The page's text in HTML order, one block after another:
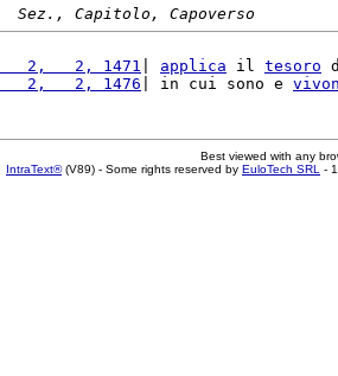
Sez., Capitolo, Capoverso
2,   2, 1471
applica il tesoro
2,   2, 1476
| in cui sono e
Best viewed with any
IntraText®(V89) - Some rights reserved by EuloTech SRL -